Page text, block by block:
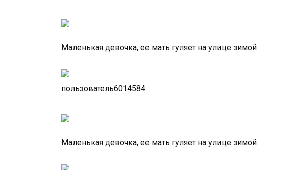
Маленькая девочка, ее мать гуляет на улице зимой
пользователь6014584
Маленькая девочка, ее мать гуляет на улице зимой